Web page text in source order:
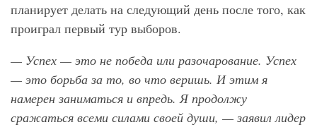
планирует делать на следующий день после того, как
проиграл первый тур выборов.
— Успех — это не победа или разочарование. Успех
— это борьба за то, во что веришь. И этим я
намерен заниматься и впредь. Я продолжу
сражаться всеми силами своей души, — заявил лидер